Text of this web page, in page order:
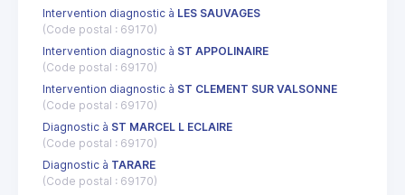
Intervention diagnostic à LES SAUVAGES
(Code postal : 69170)
Intervention diagnostic à ST APPOLINAIRE
(Code postal : 69170)
Intervention diagnostic à ST CLEMENT SUR VALSONNE
(Code postal : 69170)
Diagnostic à ST MARCEL L ECLAIRE
(Code postal : 69170)
Diagnostic à TARARE
(Code postal : 69170)